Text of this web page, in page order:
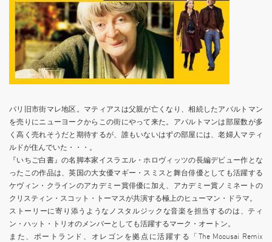
パリ旧市街マレ地区。マティアスは父親が亡くなり、相続したアパルトマン
を売りにニューヨークからこの街にやって来た。アパルトマンは部屋数が多
く高く売れそうだと期待するが、誰もいないはずの部屋には、老婦人マティ
ルドが住んでいた・・・。
『いちご白書』の名脚本家イスラエル・ホロヴィッツの長編デビュー作とな
ったこの作品は、英国の大女優マギー・スミスと舞台俳優としても活躍する
ケヴィン・クラインのアカデミー賞俳優に加え、アカデミー賞ノミネートの
クリスティン・スコット・トーマスが共演する極上のヒューマン・ドラマ。
ストーリーに寄り添うようなノスタルジックな音楽を担当するのは、ティ
ン・ハット・トリオのメンバーとしても活躍するマーク・オートン。
また、ポートランド、オレゴンを拠点に活躍する「The Moousai Remix